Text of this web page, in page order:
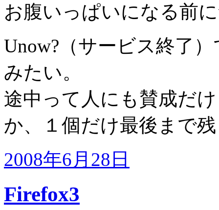
お腹いっぱいになる前
Unow?（サービス終了
みたい。
途中って人にも賛成だ
か、１個だけ最後まで
2008年6月28日
Firefox3